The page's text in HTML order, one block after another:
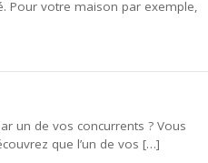
Pour votre maison par exemple,
un de vos concurrents ? Vous
que l’un de vos […]